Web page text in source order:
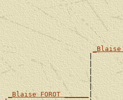
_Blaise
|
|
|
|
|
_Blaise FOROT ______
|